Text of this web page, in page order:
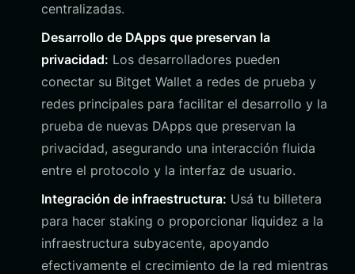
centralizadas.
Desarrollo de DApps que preservan la
privacidad: Los desarrolladores pueden
conectar su Bitget Wallet a redes de prueba y
redes principales para facilitar el desarrollo y la
prueba de nuevas DApps que preservan la
privacidad, asegurando una interacción fluida
entre el protocolo y la interfaz de usuario.
Integración de infraestructura: Usá tu billetera
para hacer staking o proporcionar liquidez a la
infraestructura subyacente, apoyando
efectivamente el crecimiento de la red mientras